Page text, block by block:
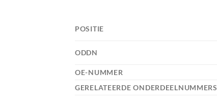
POSITIE
ODDN
OE-NUMMER
GERELATEERDE ONDERDEELNUMMERS